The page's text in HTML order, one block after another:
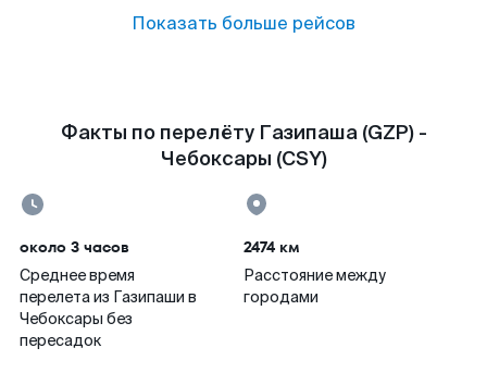
Показать больше рейсов
Факты по перелёту Газипаша (GZP) -
Чебоксары (CSY)
около 3 часов
Среднее время
перелета из Газипаши в
Чебоксары без
пересадок
2474 км
Расстояние между
городами